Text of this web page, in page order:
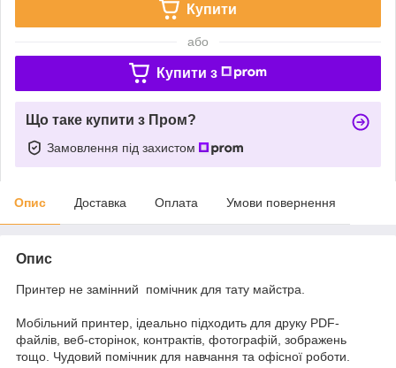
Купити
або
Купити з
Що таке купити з Пром?
Замовлення під захистом
Опис Доставка Оплата Умови повернення
Опис
Принтер не замінний помічник для тату майстра.
Мобільний принтер, ідеально підходить для друку PDF-
файлів, веб-сторінок, контрактів, фотографій, зображень
тощо. Чудовий помічник для навчання та офісної роботи.